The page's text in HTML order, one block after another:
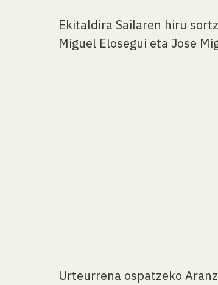
Ekitaldira Sailaren hiru
Miguel Elosegui eta Jose
Urteurrena ospatzeko